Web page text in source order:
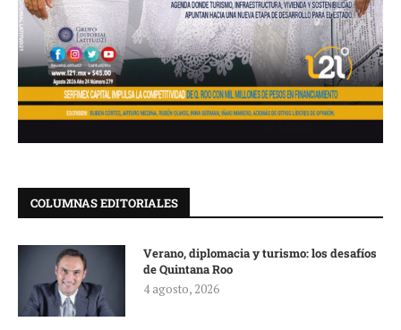
COLUMNAS EDITORIALES
Verano, diplomacia y turismo: los desafíos
de Quintana Roo
4 agosto, 2026